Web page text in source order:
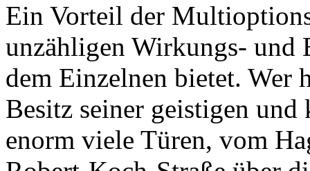
Ein Vorteil der
unzähligen Wirkungs- und
dem Einzelnen bietet. Wer
Besitz seiner geistigen
enorm viele Türen, vom